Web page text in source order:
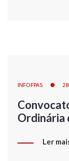
INFOFPAS
Ordinária
Ler